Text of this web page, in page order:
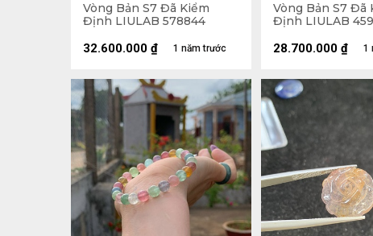
Vòng Bản S7 Đã Kiểm
Định LIULAB 578844
1 năm trước
32.600.000 ₫
Vòng Bản S7 Đã
Định LIULAB
1
28.700.000 ₫